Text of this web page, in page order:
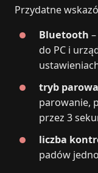
Przydatne
Bluetooth
do PC i
tryb
parowanie,
przez 3
liczba
padów